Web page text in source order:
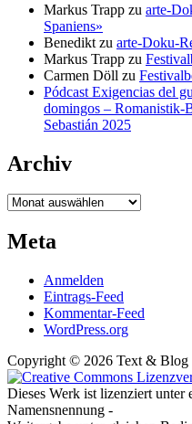
Markus Trapp zu arte-
Spaniens»
Benedikt zu arte-Doku-
Markus Trapp zu
Carmen Döll zu
Pódcast Exigencias del
domingos – Romanistik-
Sebastián 2025
Archiv
Archiv
Meta
Anmelden
Eintrags-Feed
Kommentar-Feed
WordPress.org
Copyright © 2026 Text & Blog
Dieses Werk ist lizenziert unter
Namensnennung -